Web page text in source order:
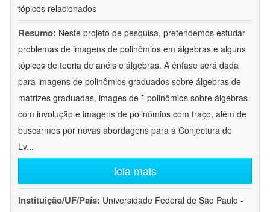
tópicos relacionados
Resumo: Neste projeto de pesquisa, pretendemos estudar
problemas de imagens de polinômios em álgebras e alguns
tópicos de teoria de anéis e álgebras. A ênfase será dada
para imagens de polinômios graduados sobre álgebras de
matrizes graduadas, images de *-polinômios sobre álgebras
com involução e imagens de polinômios com traço, além de
buscarmos por novas abordagens para a Conjectura de
Lv...
leia mais
Instituição/UF/País: Universidade Federal de São Paulo -